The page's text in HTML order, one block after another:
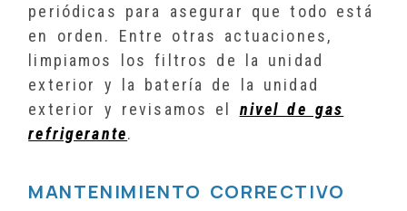
periódicas para asegurar que todo está
en orden. Entre otras actuaciones,
limpiamos los filtros de la unidad
exterior y la batería de la unidad
exterior y revisamos el nivel de gas
refrigerante.
MANTENIMIENTO CORRECTIVO